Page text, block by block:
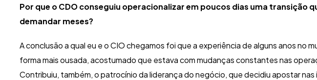
Por que o CDO conseguiu operacionalizar em poucos dias uma transição
demandar meses?
A conclusão a qual eu e o CIO chegamos foi que a experiência de alguns anos no
forma mais ousada, acostumado que estava com mudanças constantes nas
Contribuiu, também, o patrocínio da liderança do negócio, que decidiu apostar nas